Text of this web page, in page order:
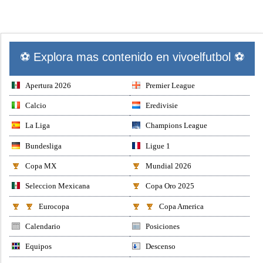
⚽ Explora mas contenido en vivoelfutbol ⚽
Apertura 2026 Premier League
Calcio Eredivisie
La Liga Champions League
Bundesliga Ligue 1
Copa MX Mundial 2026
Seleccion Mexicana Copa Oro 2025
Eurocopa Copa America
Calendario Posiciones
Equipos Descenso